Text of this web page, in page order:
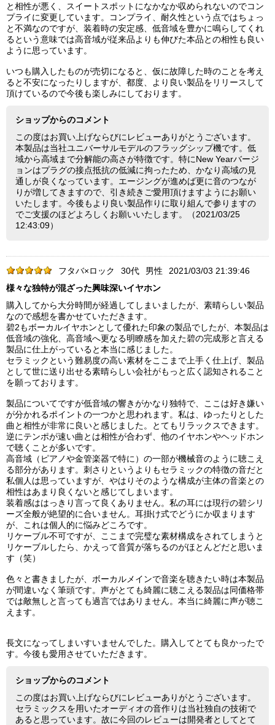
と相性が悪く、スイートスポットになかなか収められないのでコン
プライに変更しています。コンプライ、耐久性という点ではちょっ
と不満なのですが、装着時の安定感、低音域を豊かに鳴らしてくれ
るという意味では高音域が従来品よりも伸びた本品との相性も良い
ように思っています。
いつも購入したものが売切になると、仮に故障した時のことを考え
ると不安になったりしますが、都度、より良い製品をリリースして
頂けているので今後も楽しみにしております。
ショップからのコメント
この度はお買い上げならびにレビューありがとうございます。
本製品は当社ユニバーサルモデルのフラッグシップ機です。低
域から高域まで分解能の高さが特徴です。特にNew Yearバージ
ョンはプラグの接点抵抗の低減に拘ったため、かなり高域の見
通しが良くなっています。エージングが進めば更に音のつなが
りが増してきますので、引き続きご愛用頂けますようにお願い
いたします。今後もより良い製品作りに取り組んで参りますの
でご支援のほどよろしくお願いいたします。（2021/03/25
12:43:09）
フタバ×ロック 30代 男性
2021/03/03 21:39:46
様々な独特が混ざった興味深いイヤホン
購入してから大分時間が経過してしまいましたが、素晴らしい製品
なので感想を書かせていただきます。
碧2もボーカルイヤホンとして優れた印象の製品でしたが、本製品は
低音域の強化、高音域へ更なる明瞭感を加えた碧の完成形と言える
製品に仕上がっていると本当に感じました。
セラミックという難易度の高い素材をここまで上手く仕上げ、製品
として世に送り出せる素晴らしい会社がもっと広く認知されること
を願っております。
製品についてですが低音域の響きがかなり独特で、ここは好き嫌い
が分かれるポイントの一つかと思われます。私は、ゆったりとした
曲と相性が非常に良いと感じました。とてもリラックスできます。
逆にテンポが速い曲とは相性が合わず、他のイヤホンやヘッドホン
で聴くことが多いです。
高音域（ピアノや金管楽器で特に）の一部が機械音のように聴こえ
る部分があります。刺さりというよりもセラミックの特徴の音だと
私個人は思っていますが、やはりそのような構成が主体の音楽との
相性はあまり良くないと感じてしまいます。
装着感ははっきり言って良くありません。私の耳には現行の碧シリ
ーズ全般が絶望的に合いません。耳掛け式でどうにか収まります
が、これは個人的に悩みどころです。
リケーブル不可ですが、ここまで完璧な素材構成をされてしまうと
リケーブルしたら、かえって音質が落ちるのがほとんどだと思いま
す（笑）
色々と書きましたが、ボーカルメインで音楽を聴きたい時は本製品
が間違いなく筆頭です。声がとても綺麗に聴こえる製品は同価格帯
では敵無しと言っても過言ではありません。本当に綺麗に声が聴こ
えます。
長文になってしまいすいませんでした。購入してとても良かったで
す。今後も愛用させていただきます。
ショップからのコメント
この度はお買い上げならびにレビューありがとうございます。
セラミックスを用いたオーディオの音作りは当社独自の技術で
あると思っています。故に今回のレビューは開発者としてとて